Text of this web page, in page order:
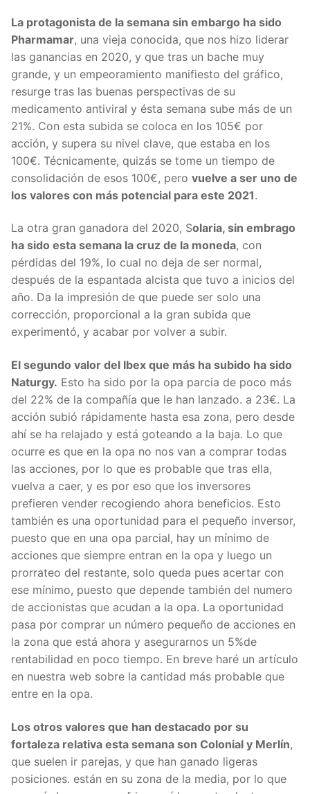
La protagonista de la semana sin embargo ha sido
Pharmamar, una vieja conocida, que nos hizo liderar
las ganancias en 2020, y que tras un bache muy
grande, y un empeoramiento manifiesto del gráfico,
resurge tras las buenas perspectivas de su
medicamento antiviral y ésta semana sube más de un
21%. Con esta subida se coloca en los 105€ por
acción, y supera su nivel clave, que estaba en los
100€. Técnicamente, quizás se tome un tiempo de
consolidación de esos 100€, pero vuelve a ser uno de
los valores con más potencial para este 2021.
La otra gran ganadora del 2020, Solaria, sin embrago
ha sido esta semana la cruz de la moneda, con
pérdidas del 19%, lo cual no deja de ser normal,
después de la espantada alcista que tuvo a inicios del
año. Da la impresión de que puede ser solo una
corrección, proporcional a la gran subida que
experimentó, y acabar por volver a subir.
El segundo valor del Ibex que más ha subido ha sido
Naturgy. Esto ha sido por la opa parcia de poco más
del 22% de la compañía que le han lanzado. a 23€. La
acción subió rápidamente hasta esa zona, pero desde
ahí se ha relajado y está goteando a la baja. Lo que
ocurre es que en la opa no nos van a comprar todas
las acciones, por lo que es probable que tras ella,
vuelva a caer, y es por eso que los inversores
prefieren vender recogiendo ahora beneficios. Esto
también es una oportunidad para el pequeño inversor,
puesto que en una opa parcial, hay un mínimo de
acciones que siempre entran en la opa y luego un
prorrateo del restante, solo queda pues acertar con
ese mínimo, puesto que depende también del numero
de accionistas que acudan a la opa. La oportunidad
pasa por comprar un número pequeño de acciones en
la zona que está ahora y asegurarnos un 5%de
rentabilidad en poco tiempo. En breve haré un artículo
en nuestra web sobre la cantidad más probable que
entre en la opa.
Los otros valores que han destacado por su
fortaleza relativa esta semana son Colonial y Merlín,
que suelen ir parejas, y que han ganado ligeras
posiciones. están en su zona de la media, por lo que